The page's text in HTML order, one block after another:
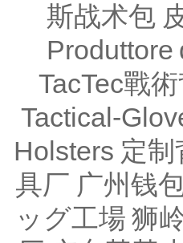
斯战术包
Produttore
TacTec戰
Tactical-
Holsters 定制
具厂 广州钱
ッグ工場 狮